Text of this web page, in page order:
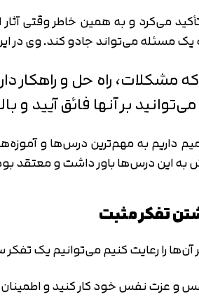
می‌کرد و به همین خاطر وقتی
یک مسئله می‌تواند جادو کند. وی
مشکلات، راه ‌حل و راهکار
بر آنها فائق آیید و
داریم به مهم‌ترین درس‌ها و
این درس‌ها باور داشت و معتقد
را رعایت کنیم می‌توانیم یک
و عزت نفس خود کار کنید و